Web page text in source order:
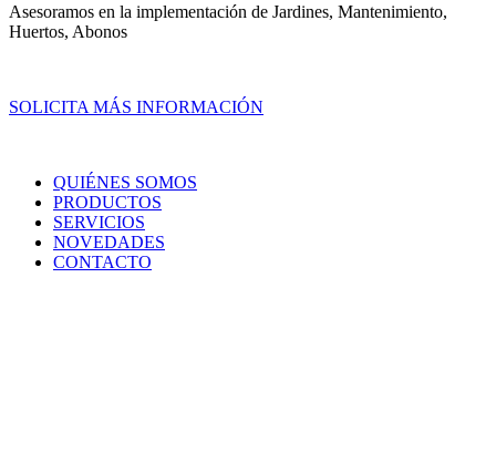
Asesoramos en la implementación de Jardines, Mantenimiento,
Huertos, Abonos
SOLICITA MÁS INFORMACIÓN
QUIÉNES SOMOS
PRODUCTOS
SERVICIOS
NOVEDADES
CONTACTO